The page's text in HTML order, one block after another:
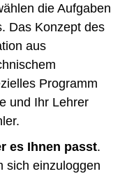
die Aufgaben
Das Konzept des
aus
Programm
und Ihr Lehrer
es Ihnen passt.
sich einzuloggen